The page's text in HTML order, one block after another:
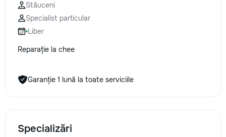
la fiecare detaliu. Contactați-ne
pentru o consultație gratuită și un
deviz fără obligații: 069 376 542
| Telegram Disponibili zilnic pentru
Soluții pentru orice buget
noastră – liniștea și confortul
Stăuceni
Specialist particular
Liber
Reparație la chee
Garanție 1 lună la toate serviciile
Specializări